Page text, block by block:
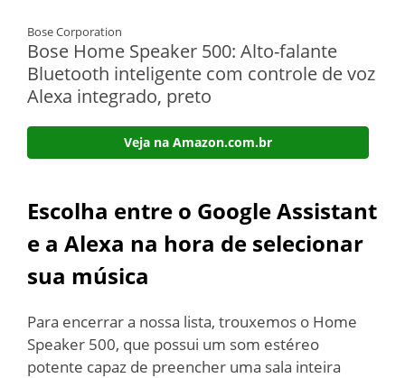
Bose Corporation
Bose Home Speaker 500: Alto-falante
Bluetooth inteligente com controle de voz
Alexa integrado, preto
Veja na Amazon.com.br
Escolha entre o Google Assistant
e a Alexa na hora de selecionar
sua música
Para encerrar a nossa lista, trouxemos o Home
Speaker 500, que possui um som estéreo
potente capaz de preencher uma sala inteira